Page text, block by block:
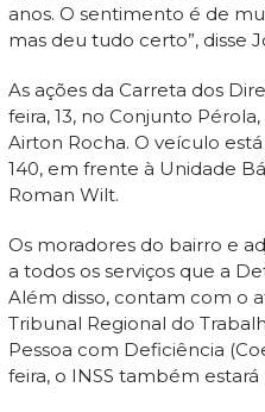
anos. O sentimento é de
mas deu tudo certo”, disse
As ações da Carreta dos
feira, 13, no Conjunto
Airton Rocha. O veículo
140, em frente à Unidade
Roman Wilt.
Os moradores do bairro e
a todos os serviços que a
Além disso, contam com o
Tribunal Regional do
Pessoa com Deficiência
feira, o INSS também